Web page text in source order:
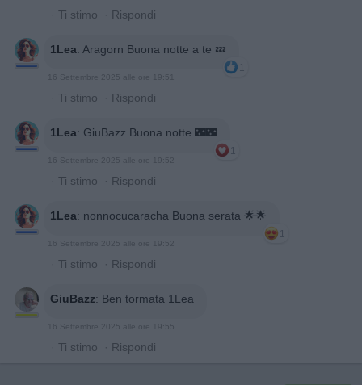
· Ti stimo · Rispondi
1Lea: Aragorn Buona notte a te 💤
1
· Ti stimo · Rispondi
1Lea: GiuBazz Buona notte 🌃🌃
1
· Ti stimo · Rispondi
1Lea: nonnocucaracha Buona serata 🌟🌟
1
· Ti stimo · Rispondi
GiuBazz: Ben tormata 1Lea
· Ti stimo · Rispondi